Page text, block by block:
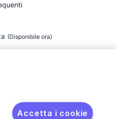
(Disponibile ora)
Accetta i cookie